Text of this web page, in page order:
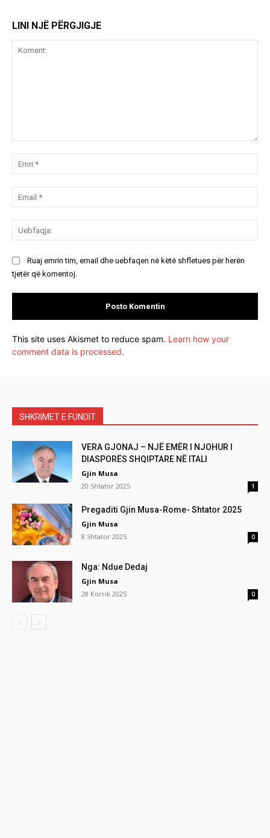
LINI NJË PËRGJIGJE
Ruaj emrin tim, email dhe uebfaqen në këtë shfletues për herën
tjetër që komentoj.
This site uses Akismet to reduce spam. Learn how your
comment data is processed.
SHKRIMET E FUNDIT
VERA GJONAJ – NJË EMËR I NJOHUR I
DIASPORËS SHQIPTARE NË ITALI
Gjin Musa
20 Shtator 2025
1
Pregaditi Gjin Musa-Rome- Shtator 2025
Gjin Musa
8 Shtator 2025
0
Nga: Ndue Dedaj
Gjin Musa
28 Korrik 2025
0